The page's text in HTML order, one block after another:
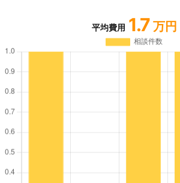
平均費用 1.7 万円